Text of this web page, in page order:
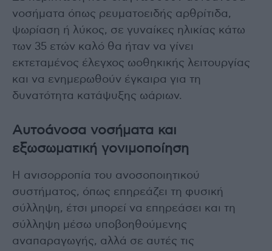
νοσήματα όπως ρευματοειδής αρθρίτιδα,
ψωρίαση ή λύκος, σε γυναίκες ηλικίας κάτω
των 35 ετών καλό θα ήταν να γίνει
εκτεταμένος έλεγχος ωοθηκικής λειτουργίας
και να ενημερωθούν έγκαιρα για τη
δυνατότητα κατάψυξης ωάριων.
Αυτοάνοσα νοσήματα και
εξωσωματική γονιμοποίηση
Η ανισορροπία του ανοσοποιητικού
συστήματος, όπως επηρεάζει τη φυσική
σύλληψη, έτσι μπορεί να επηρεάσει και τη
σύλληψη μέσω υποβοηθούμενης
αναπαραγωγής, αλλά σε αυτές τις